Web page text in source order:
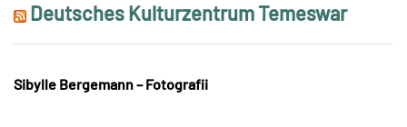
Deutsches Kulturzentrum Temeswar
Sibylle Bergemann – Fotografii